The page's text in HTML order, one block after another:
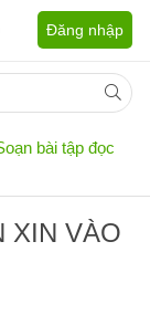
Đăng nhập
bài tập đọc
XIN VÀO